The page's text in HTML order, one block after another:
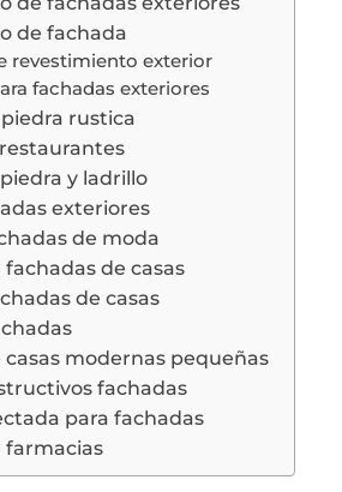
de fachada
revestimiento exterior
fachadas exteriores
rustica
y ladrillo
exteriores
de moda
de casas
de casas
casas modernas pequeñas
fachadas
para fachadas
farmacias